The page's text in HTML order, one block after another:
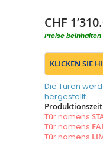
CHF
Preise beinhalten
KLICKEN SIE
Die Türen
hergestellt
Tür namens
Tür namens
Tür namens